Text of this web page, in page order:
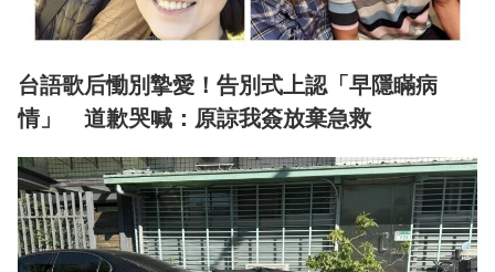
台語歌后慟別摯愛！告別式上認「早隱瞞病
情」 道歉哭喊：原諒我簽放棄急救